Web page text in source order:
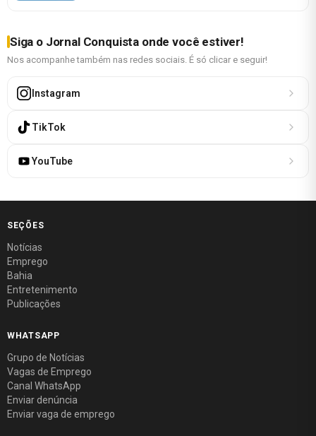
Siga o Jornal Conquista onde você estiver!
Nos acompanhe também nas redes sociais. É só clicar e seguir!
Instagram
TikTok
YouTube
SEÇÕES
Notícias
Emprego
Bahia
Entretenimento
Publicações
WHATSAPP
Grupo de Notícias
Vagas de Emprego
Canal WhatsApp
Enviar denúncia
Enviar vaga de emprego